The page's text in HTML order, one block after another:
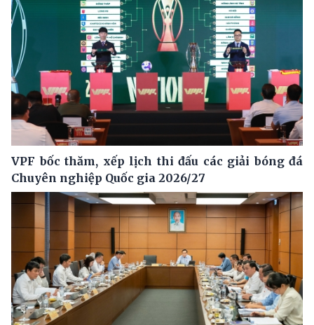
VPF bốc thăm, xếp lịch thi đấu các giải bóng đá
Chuyên nghiệp Quốc gia 2026/27